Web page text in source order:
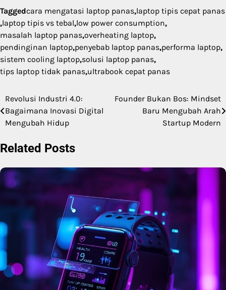
Taggedcara mengatasi laptop panas,laptop tipis cepat panas
,laptop tipis vs tebal,low power consumption,
masalah laptop panas,overheating laptop,
pendinginan laptop,penyebab laptop panas,performa laptop,
sistem cooling laptop,solusi laptop panas,
tips laptop tidak panas,ultrabook cepat panas
Post
navigation
Revolusi Industri 4.0:
Bagaimana Inovasi Digital
Mengubah Hidup
Founder Bukan Bos: Mindset
Baru Mengubah Arah
Startup Modern
Related Posts